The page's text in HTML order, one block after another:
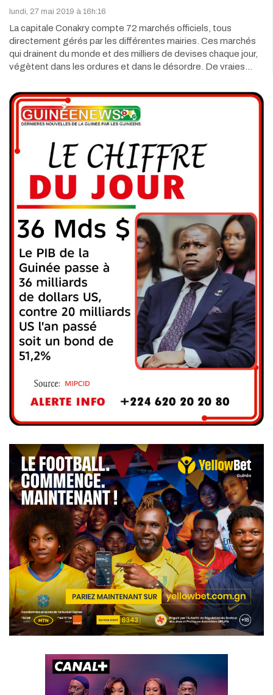
lundi, 27 mai 2019 à 16h:16
La capitale Conakry compte 72 marchés officiels, tous
directement gérés par les différentes mairies. Ces marchés
qui drainent du monde et des milliers de devises chaque jour,
végètent dans les ordures et dans le désordre. De vraies…